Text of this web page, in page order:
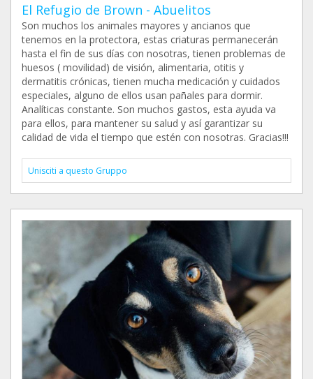
El Refugio de Brown - Abuelitos
Son muchos los animales mayores y ancianos que
tenemos en la protectora, estas criaturas permanecerán
hasta el fin de sus días con nosotras, tienen problemas de
huesos ( movilidad) de visión, alimentaria, otitis y
dermatitis crónicas, tienen mucha medicación y cuidados
especiales, alguno de ellos usan pañales para dormir.
Analíticas constante. Son muchos gastos, esta ayuda va
para ellos, para mantener su salud y así garantizar su
calidad de vida el tiempo que estén con nosotras. Gracias!!!
Unisciti a questo Gruppo